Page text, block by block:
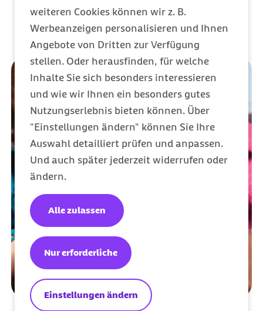
weiteren Cookies können wir z. B.
Werbeanzeigen personalisieren und Ihnen
Angebote von Dritten zur Verfügung
stellen. Oder herausfinden, für welche
Inhalte Sie sich besonders interessieren
und wie wir Ihnen ein besonders gutes
Nutzungserlebnis bieten können. Über
"Einstellungen ändern" können Sie Ihre
Auswahl detailliert prüfen und anpassen.
Und auch später jederzeit widerrufen oder
ändern.
Einstellungen ändern
Nur erforderliche
Alle zulassen